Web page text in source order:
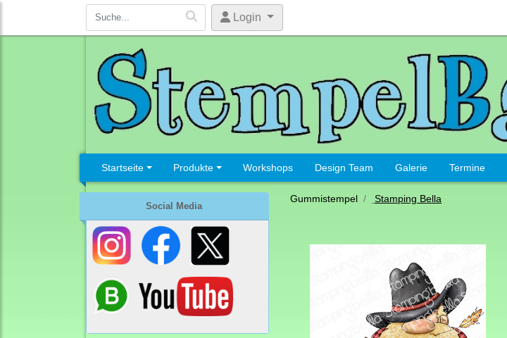
Login
Startseite Produkte Workshops Design Team Galerie Termine
Social Media
Gummistempel Stamping Bella